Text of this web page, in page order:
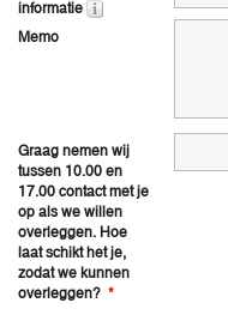
informatie
Memo
Graag nemen wij
tussen 10.00 en
17.00 contact met je
op als we willen
overleggen. Hoe
laat schikt het je,
zodat we kunnen
overleggen? *